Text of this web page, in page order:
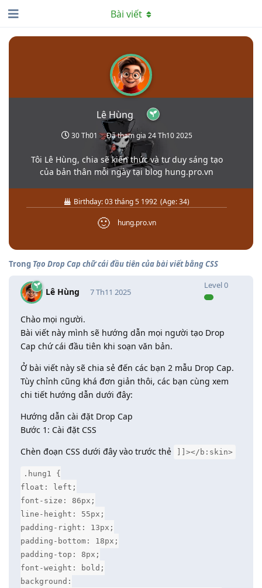
Lê Hùng
30 Th01 Đã tham gia 24 Th10 2025
Tôi Lê Hùng, chia sẽ kiến thức và tư duy sáng tạo
của bản thân mỗi ngày tại blog hung.pro.vn
Birthday:03 tháng 5 1992 (Age:34)
🙂 hung.pro.vn
Bài viết
Trong Tạo Drop Cap chữ cái đầu tiên của bài viết bằng CSS
Lê Hùng
Level0
7 Th11 2025
Chào mọi người.
Bài viết này mình sẽ hướng dẫn mọi người tạo Drop
Cap chứ cái đầu tiên khi soạn văn bản.
Ở bài viết này sẽ chia sẻ đến các bạn 2 mẫu Drop Cap.
Tùy chỉnh cũng khá đơn giản thôi, các bạn cùng xem
chi tiết hướng dẫn dưới đây:
Hướng dẫn cài đặt Drop Cap
Bước 1: Cài đặt CSS
Chèn đoạn CSS dưới đây vào trước thẻ
]]></b:skin>
.hung1 {
float: left;
font-size: 86px;
line-height: 55px;
padding-right: 13px;
padding-bottom: 18px;
padding-top: 8px;
font-weight: bold;
background: